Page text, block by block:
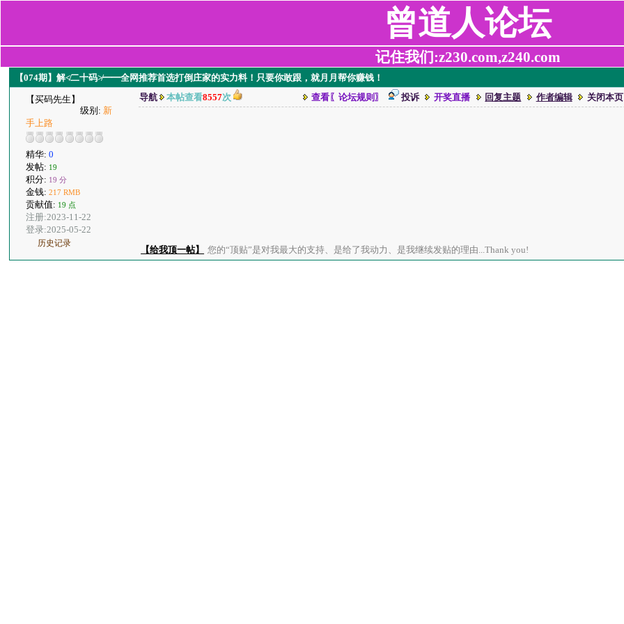
曾道人论坛
记住我们:z230.com,z240.com
【074期】解≮二十码≯━━全网推荐首选打倒庄家的实力料！只要你敢跟，就月月帮你赚钱！
【买码先生】
级别: 新
手上路
精华:0
发帖: 19
积分: 19 分
金钱:217 RMB
贡献值: 19 点
注册:2023-11-22
登录:2025-05-22
历史记录
导航 本帖查看8557次 查看〖论坛规则〗 投诉 开奖直播 回复主题 作者编辑 关闭本页
【给我顶一帖】 您的“顶贴”是对我最大的支持、是给了我动力、是我继续发贴的理由...Thank you!